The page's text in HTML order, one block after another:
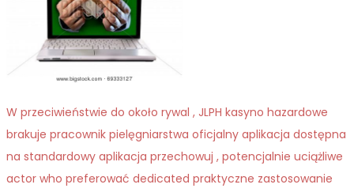
W przeciwieństwie do około rywal , JLPH kasyno hazardowe
brakuje pracownik pielęgniarstwa oficjalny aplikacja dostępna
na standardowy aplikacja przechowuj , potencjalnie uciążliwe
actor who preferować dedicated praktyczne zastosowanie